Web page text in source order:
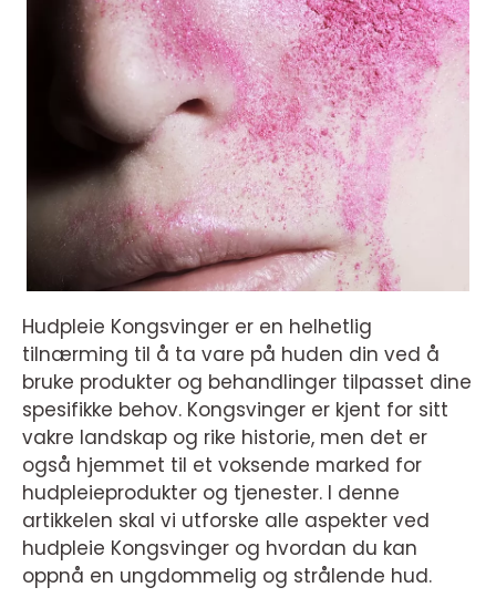
Hudpleie Kongsvinger er en helhetlig
tilnærming til å ta vare på huden din ved å
bruke produkter og behandlinger tilpasset dine
spesifikke behov. Kongsvinger er kjent for sitt
vakre landskap og rike historie, men det er
også hjemmet til et voksende marked for
hudpleieprodukter og tjenester. I denne
artikkelen skal vi utforske alle aspekter ved
hudpleie Kongsvinger og hvordan du kan
oppnå en ungdommelig og strålende hud.